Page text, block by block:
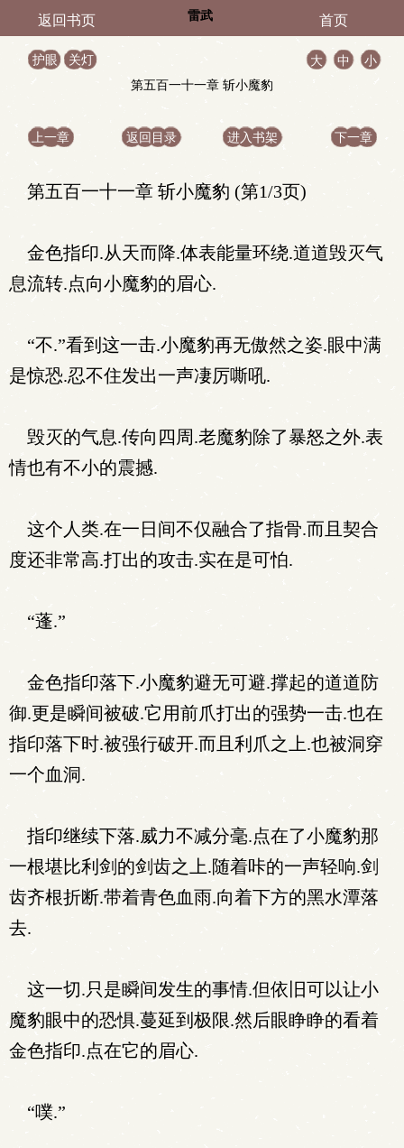
返回书页 雷武 首页
护眼 关灯 大 中
小
第五百一十一章 斩小魔豹
上一章 返回目录 进入书架 下一章
第五百一十一章 斩小魔豹 (第1/3页)
金色指印.从天而降.体表能量环绕.道道毁灭气
息流转.点向小魔豹的眉心.
“不.”看到这一击.小魔豹再无傲然之姿.眼中满
是惊恐.忍不住发出一声凄厉嘶吼.
毁灭的气息.传向四周.老魔豹除了暴怒之外.表
情也有不小的震撼.
这个人类.在一日间不仅融合了指骨.而且契合
度还非常高.打出的攻击.实在是可怕.
“蓬.”
金色指印落下.小魔豹避无可避.撑起的道道防
御.更是瞬间被破.它用前爪打出的强势一击.也在
指印落下时.被强行破开.而且利爪之上.也被洞穿
一个血洞.
指印继续下落.威力不减分毫.点在了小魔豹那
一根堪比利剑的剑齿之上.随着咔的一声轻响.剑
齿齐根折断.带着青色血雨.向着下方的黑水潭落
去.
这一切.只是瞬间发生的事情.但依旧可以让小
魔豹眼中的恐惧.蔓延到极限.然后眼睁睁的看着
金色指印.点在它的眉心.
“噗.”